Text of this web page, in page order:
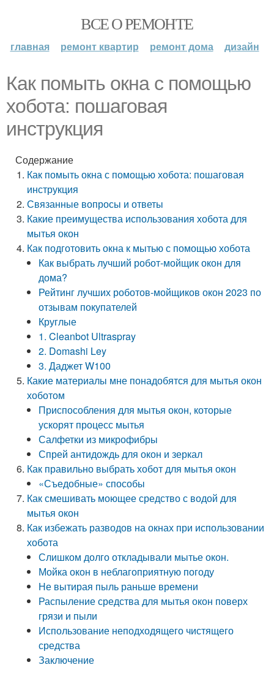
ВСЕ О РЕМОНТЕ
главная ремонт квартир ремонт дома дизайн
Как помыть окна с помощью
хобота: пошаговая
инструкция
Содержание
Как помыть окна с помощью хобота: пошаговая
инструкция
Связанные вопросы и ответы
Какие преимущества использования хобота для
мытья окон
Как подготовить окна к мытью с помощью хобота
Как выбрать лучший робот-мойщик окон для
дома?
Рейтинг лучших роботов-мойщиков окон 2023 по
отзывам покупателей
Круглые
1. Cleanbot Ultraspray
2. Domashi Ley
3. Даджет W100
Какие материалы мне понадобятся для мытья окон
хоботом
Приспособления для мытья окон, которые
ускорят процесс мытья
Салфетки из микрофибры
Спрей антидождь для окон и зеркал
Как правильно выбрать хобот для мытья окон
«Съедобные» способы
Как смешивать моющее средство с водой для
мытья окон
Как избежать разводов на окнах при использовании
хобота
Слишком долго откладывали мытье окон.
Мойка окон в неблагоприятную погоду
Не вытирая пыль раньше времени
Распыление средства для мытья окон поверх
грязи и пыли
Использование неподходящего чистящего
средства
Заключение